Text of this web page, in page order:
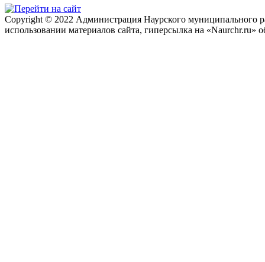
Copyright © 2022 Администрация Наурского муниципального
использовании материалов сайта, гиперсылка на «Naurchr.ru»